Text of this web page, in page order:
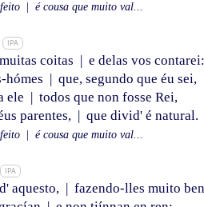
é cousa que muito val...
IPA
coitas | e delas vos contarei:
hómes | que, segundo que éu sei,
ele | todos que non fosse Rei,
parentes, | que divid' é natural.
é cousa que muito val...
IPA
aquesto, | fazendo-lles muito